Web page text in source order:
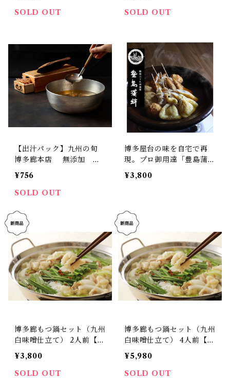
SOLD OUT
SOLD OUT
【出汁パック】九州の旬
博多廊本店 無添加 お
だし （５袋入り）
¥756
SOLD OUT
博多屋台の味を自宅で再
現。プロ御用達「豊島蒲鉾
特選おでんセット」 〜名
物ぎょうざ天・国産牛す
¥3,800
博多廊もつ鍋セット（九州
白味噌仕立て） 2人前【九
州の旬博多廊本店の味】
¥3,800
SOLD OUT
博多廊もつ鍋セット（九州
白味噌仕立て） 4人前【九
州の旬博多廊本店の味】
¥5,980
SOLD OUT